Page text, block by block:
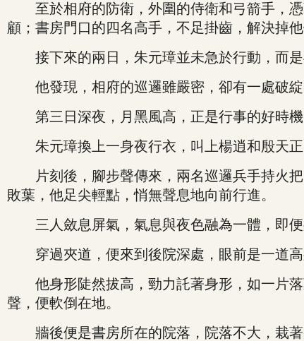
至於相府的防衛，外圍的侍衛和弓箭手，憑
顧；書房門口的四名高手，不足掛齒，解決掉
接下來的兩日，朱元璋並未急於行動，而是
他發現，相府的巡邏雖嚴密，卻有一處破綻
第三日深夜，月黑風高，正是行事的好時機
朱元璋換上一身夜行衣，叫上楊逍和殷天正
片刻後，腳步聲傳來，兩名巡邏兵手持火把
敗葉，他足尖輕點，悄無聲息地向前行進。
三人斂息屏氣，氣息與夜色融為一體，即便
穿過夾道，便來到後院深處，眼前是一道高
他身形陡然拔高，勁力託著身形，如一片落
聲，便軟倒在地。
牆後便是書房所在的院落，院落不大，栽著